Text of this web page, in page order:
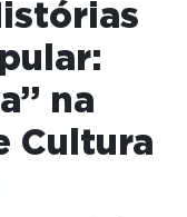
na
Cultura